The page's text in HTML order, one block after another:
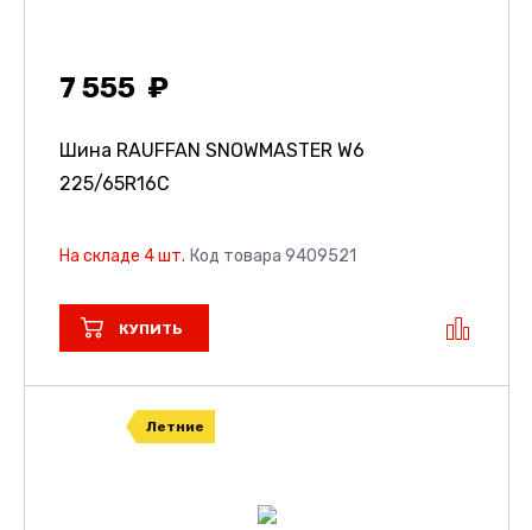
7 555
Шина RAUFFAN SNOWMASTER W6
225/65R16C
На складе 4 шт. Код товара 9409521
КУПИТЬ
Летние